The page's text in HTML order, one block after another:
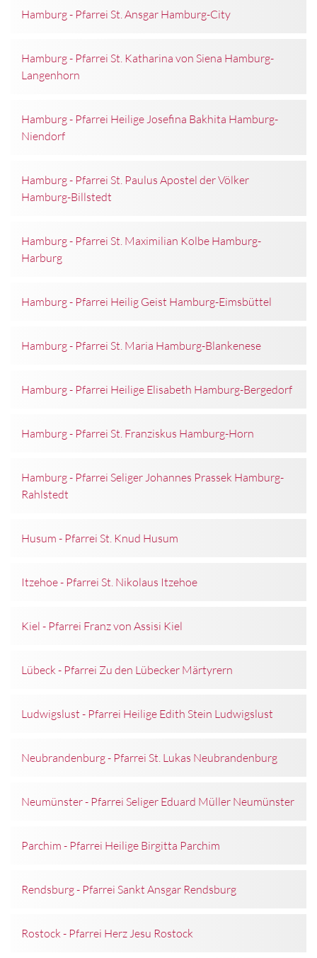
Hamburg - Pfarrei St. Ansgar Hamburg-City
Hamburg - Pfarrei St. Katharina von Siena Hamburg-
Langenhorn
Hamburg - Pfarrei Heilige Josefina Bakhita Hamburg-
Niendorf
Hamburg - Pfarrei St. Paulus Apostel der Völker
Hamburg-Billstedt
Hamburg - Pfarrei St. Maximilian Kolbe Hamburg-
Harburg
Hamburg - Pfarrei Heilig Geist Hamburg-Eimsbüttel
Hamburg - Pfarrei St. Maria Hamburg-Blankenese
Hamburg - Pfarrei Heilige Elisabeth Hamburg-Bergedorf
Hamburg - Pfarrei St. Franziskus Hamburg-Horn
Hamburg - Pfarrei Seliger Johannes Prassek Hamburg-
Rahlstedt
Husum - Pfarrei St. Knud Husum
Itzehoe - Pfarrei St. Nikolaus Itzehoe
Kiel - Pfarrei Franz von Assisi Kiel
Lübeck - Pfarrei Zu den Lübecker Märtyrern
Ludwigslust - Pfarrei Heilige Edith Stein Ludwigslust
Neubrandenburg - Pfarrei St. Lukas Neubrandenburg
Neumünster - Pfarrei Seliger Eduard Müller Neumünster
Parchim - Pfarrei Heilige Birgitta Parchim
Rendsburg - Pfarrei Sankt Ansgar Rendsburg
Rostock - Pfarrei Herz Jesu Rostock